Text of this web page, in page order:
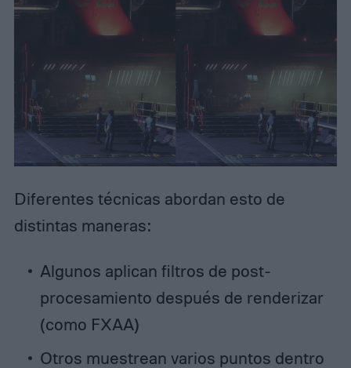
Diferentes técnicas abordan esto de
distintas maneras:
Algunos aplican filtros de post-
procesamiento después de renderizar
(como FXAA)
Otros muestrean varios puntos dentro